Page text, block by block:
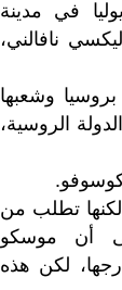
في مدينة
أليكسي نافالني،
وشعبها
الروسية،
تطلب من
أن موسكو
لكن هذه